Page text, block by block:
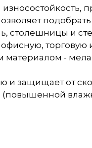
столешницы и
-
и защищает от